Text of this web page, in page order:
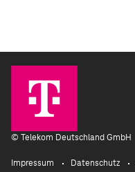
© Telekom Deutschland GmbH
Impressum Datenschutz